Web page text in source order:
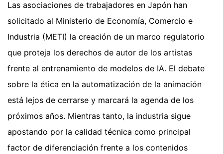
Las asociaciones de trabajadores en Japón han
solicitado al Ministerio de Economía, Comercio e
Industria (METI) la creación de un marco regulatorio
que proteja los derechos de autor de los artistas
frente al entrenamiento de modelos de IA. El debate
sobre la ética en la automatización de la animación
está lejos de cerrarse y marcará la agenda de los
próximos años. Mientras tanto, la industria sigue
apostando por la calidad técnica como principal
factor de diferenciación frente a los contenidos